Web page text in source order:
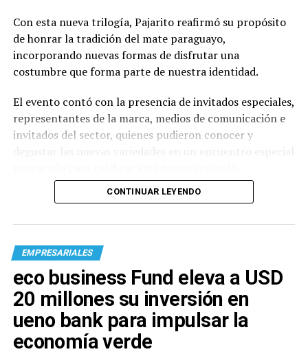
Con esta nueva trilogía, Pajarito reafirmó su propósito
de honrar la tradición del mate paraguayo,
incorporando nuevas formas de disfrutar una
costumbre que forma parte de nuestra identidad.
El evento contó con la presencia de invitados especiales,
representantes de la marca, medios de comunicación e
invitados del sector, quienes pudieron conocer y
CONTINUAR LEYENDO
EMPRESARIALES
eco business Fund eleva a USD
20 millones su inversión en
ueno bank para impulsar la
economía verde